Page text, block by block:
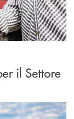
il Settore